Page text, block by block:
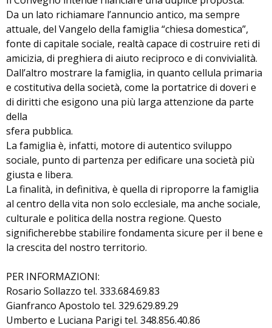
Da un lato richiamare l’annuncio antico, ma sempre
attuale, del Vangelo della famiglia “chiesa domestica”,
fonte di capitale sociale, realtà capace di costruire reti di
amicizia, di preghiera di aiuto reciproco e di convivialità.
Dall’altro mostrare la famiglia, in quanto cellula primaria
e costitutiva della società, come la portatrice di doveri e
di diritti che esigono una più larga attenzione da parte
della
sfera pubblica.
La famiglia è, infatti, motore di autentico sviluppo
sociale, punto di partenza per edificare una società più
giusta e libera.
La finalità, in definitiva, è quella di riproporre la famiglia
al centro della vita non solo ecclesiale, ma anche sociale,
culturale e politica della nostra regione. Questo
significherebbe stabilire fondamenta sicure per il bene e
la crescita del nostro territorio.
PER INFORMAZIONI:
Rosario Sollazzo tel. 333.684.69.83
Gianfranco Apostolo tel. 329.629.89.29
Umberto e Luciana Parigi tel. 348.856.40.86